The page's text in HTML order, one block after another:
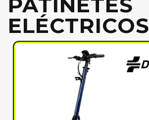
ELÉCTRICOS